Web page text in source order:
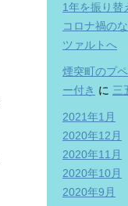
1年を振り替
コロナ禍の
ツァルトへ
煙突町のプ
ー付き に 三
2021年1月
2020年12月
2020年11月
2020年10月
2020年9月